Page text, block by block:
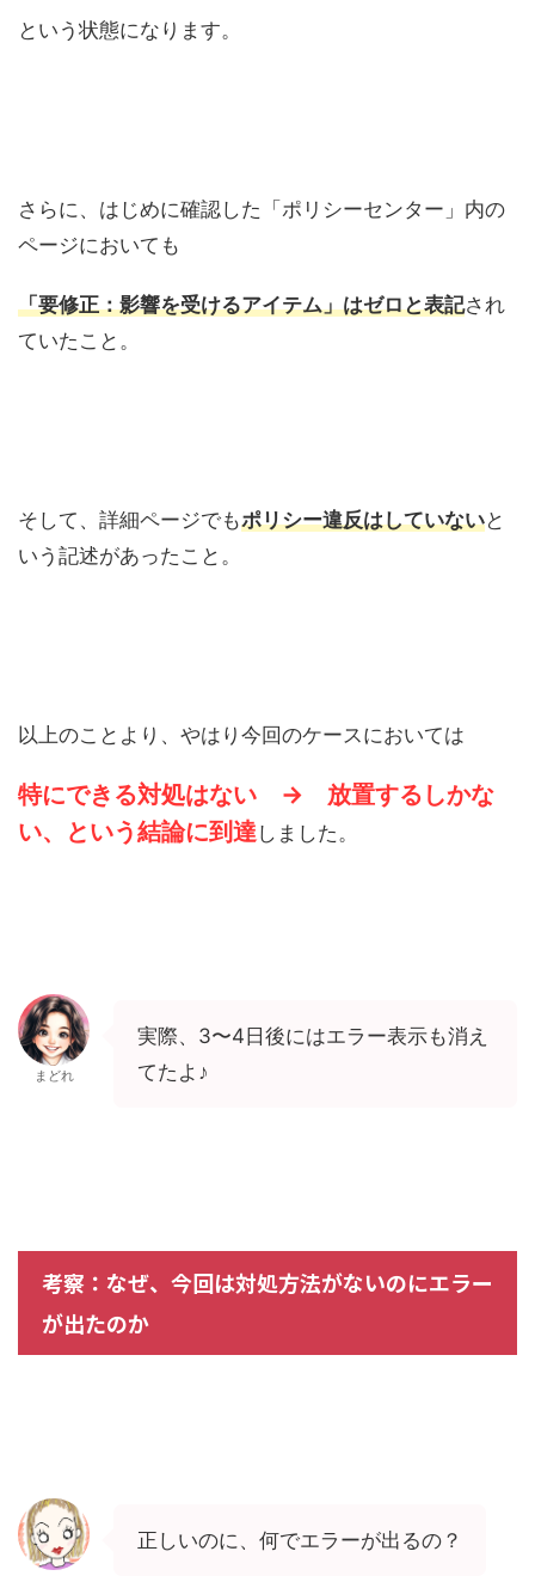
という状態になります。
さらに、はじめに確認した「ポリシーセンター」内の
ページにおいても
「要修正：影響を受けるアイテム」はゼロと表記され
ていたこと。
そして、詳細ページでもポリシー違反はしていないと
いう記述があったこと。
以上のことより、やはり今回のケースにおいては
特にできる対処はない → 放置するしかな
い、という結論に到達しました。
まどれ
実際、3〜4日後にはエラー表示も消え
てたよ♪
考察：なぜ、今回は対処方法がないのにエラー
が出たのか
正しいのに、何でエラーが出るの？